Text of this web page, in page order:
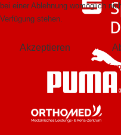
bei einer Ablehnung womöglich
Verfügung stehen.
Akzeptieren
Weitere